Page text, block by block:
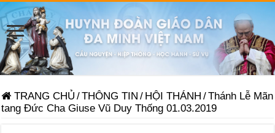
TRANG CHỦ /THÔNG TIN / HỘI THÁNH /Thánh Lễ Mãn
tang Đức Cha Giuse Vũ Duy Thống 01.03.2019